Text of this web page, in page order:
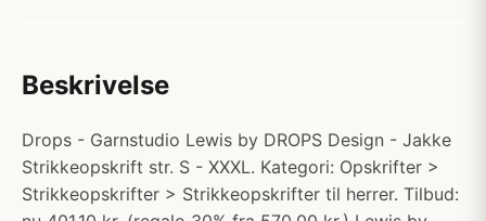
Beskrivelse
Drops - Garnstudio Lewis by DROPS Design - Jakke
Strikkeopskrift str. S - XXXL. Kategori: Opskrifter >
Strikkeopskrifter > Strikkeopskrifter til herrer. Tilbud: